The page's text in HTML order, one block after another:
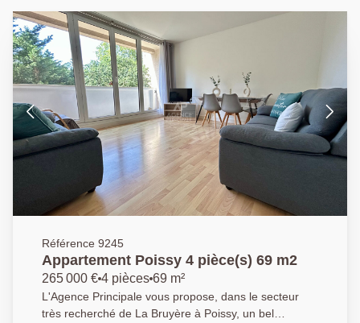
Référence 9245
Appartement Poissy 4 pièce(s) 69 m2
265 000 € 4 pièces 69 m²
L'Agence Principale vous propose, dans le secteur
très recherché de La Bruyère à Poissy, un bel